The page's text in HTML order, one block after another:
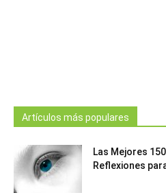
Artículos más populares
Las Mejores
Reflexiones